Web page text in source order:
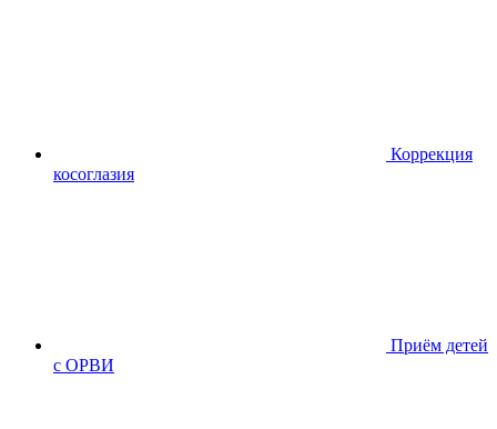
Коррекция
косоглазия
Приём детей
с ОРВИ